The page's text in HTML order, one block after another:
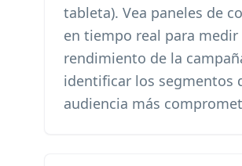
tableta). Vea paneles de
en tiempo real para medir
rendimiento de la
identificar los segmentos
audiencia más